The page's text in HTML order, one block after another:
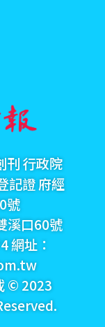
刊 行政院
記證 府經
號
溪口60號
網址：
© 2023